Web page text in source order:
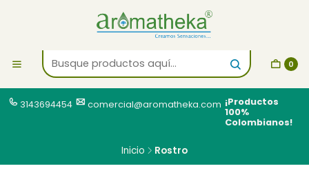
0
3143694454 comercial@aromatheka.com ¡Productos
100%
Colombianos!
Inicio Rostro